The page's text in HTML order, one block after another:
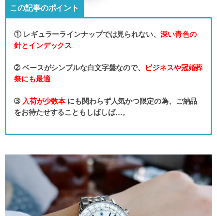
この記事のポイント
① レギュラーラインナップでは見られない、 深い青色の
針とインデックス
➁ ベースがシンプルな白文字盤なので、
ビジネスや冠婚葬
祭にも最適
➂ 入荷が少数本にも関わらず人気かつ限定の為、ご納品
をお待たせすることもしばしば…。